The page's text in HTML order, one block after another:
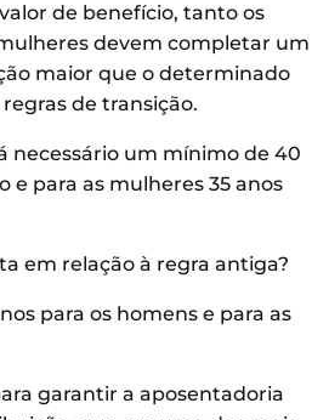
de benefício, tanto os
devem completar um
maior que o determinado
de transição.
necessário um mínimo de 40
e para as mulheres 35 anos
em relação à regra antiga?
para os homens e para as
garantir a aposentadoria